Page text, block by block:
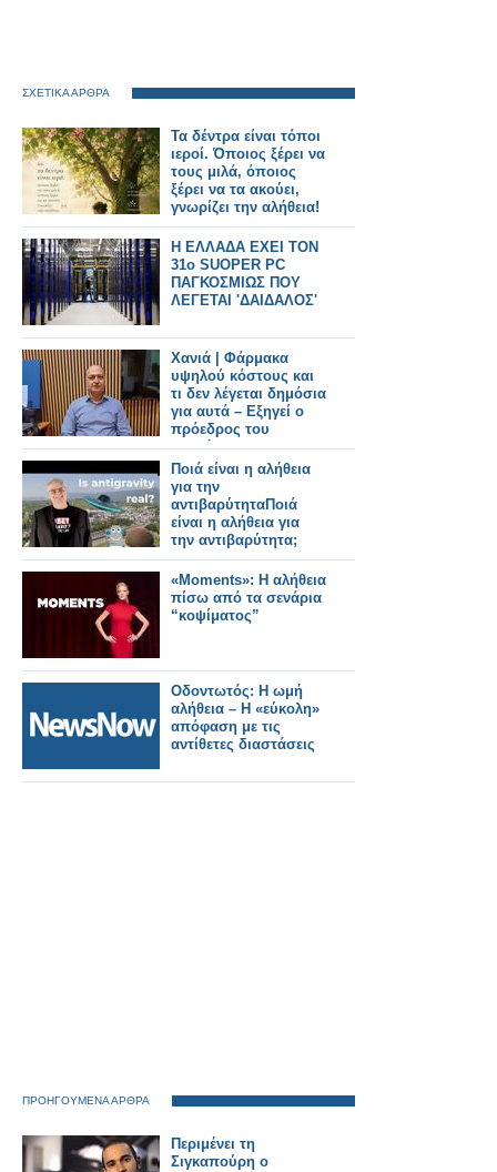
ΣΧΕΤΙΚΑ ΑΡΘΡΑ
Τα δέντρα είναι τόποι
ιεροί. Όποιος ξέρει να
τους μιλά, όποιος
ξέρει να τα ακούει,
γνωρίζει την αλήθεια!
Η ΕΛΛΑΔΑ ΕΧΕΙ ΤΟΝ
31ο SUOPER PC
ΠΑΓΚΟΣΜΙΩΣ ΠΟΥ
ΛΕΓΕΤΑΙ 'ΔΑΙΔΑΛΟΣ'
Χανιά | Φάρμακα
υψηλού κόστους και
τι δεν λέγεται δημόσια
για αυτά – Εξηγεί ο
πρόεδρος του
Συλλόγου
Φαρμακοποιών
Μανώλης
Κατσαράκης
Ποιά είναι η αλήθεια
για την
αντιβαρύτηταΠοιά
είναι η αλήθεια για
την αντιβαρύτητα;
«Moments»: Η αλήθεια
πίσω από τα σενάρια
“κοψίματος”
Οδοντωτός: Η ωμή
αλήθεια – Η «εύκολη»
απόφαση με τις
αντίθετες διαστάσεις
ΠΡΟΗΓΟΥΜΕΝΑ ΑΡΘΡΑ
Περιμένει τη
Σιγκαπούρη ο